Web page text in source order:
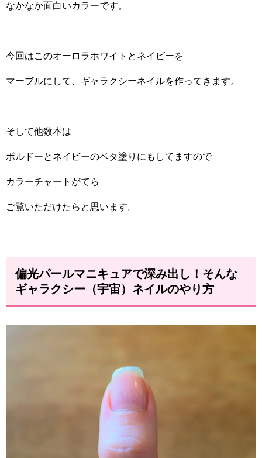
なかなか面白いカラーです。
今回はこのオーロラホワイトとネイビーを
マーブルにして、ギャラクシーネイルを作ってきます。
そして他数本は
ボルドーとネイビーのベタ塗りにもしてますので
カラーチャートがてら
ご覧いただけたらと思います。
偏光パールマニキュアで深み出し！そんな
ギャラクシー（宇宙）ネイルのやり方